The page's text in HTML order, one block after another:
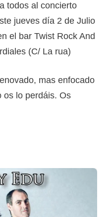
todos al concierto
jueves día 2 de Julio
el bar Twist Rock And
(C/ La rua)
mas enfocado
os lo perdáis. Os